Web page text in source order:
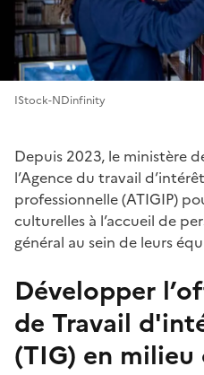
IStock-NDinfinity
Depuis 2023, le ministère
l’Agence du travail
professionnelle (ATIGIP)
culturelles à l’accueil de
général au sein de leurs
Développer
de Travail
(TIG) en